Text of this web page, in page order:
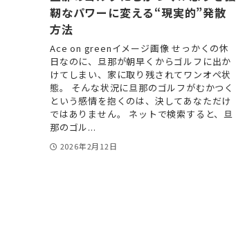
靭なパワーに変える“現実的”発散
方法
Ace on greenイメージ画像 せっかくの休
日なのに、旦那が朝早くからゴルフに出か
けてしまい、家に取り残されてワンオペ状
態。 そんな状況に旦那のゴルフがむかつく
という感情を抱くのは、決してあなただけ
ではありません。 ネットで検索すると、旦
那のゴル...
2026年2月12日